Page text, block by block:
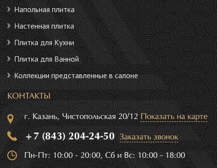
Напольная плитка
Настенная плитка
Плитка для Кухни
Плитка для Ванной
Коллекции представленные в салоне
КОНТАКТЫ
г. Казань, Чистопольская 20/12 Показать на карте
+7 (843) 204-24-50 Заказать звонок
Пн-Пт: 10:00 - 20:00, Сб и Вс: 10:00 - 18:00